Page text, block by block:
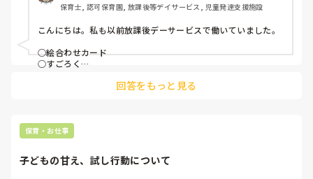
保育士, 認可保育園, 放課後等デイサービス, 児童発達支援施設
こんにちは。私も以前放課後デーサービスで働いていました。
○絵合わせカード
○すごろく
怒っている顔
びっくりした顔
悲しい顔
嬉しい顔
回答をもっと見る
保育・お仕事
子どもの甘え、試し行動について